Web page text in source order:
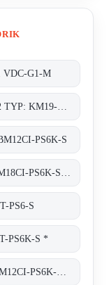
VDC-G1-M
PS6K-S
PS6-S
PS6K-S *